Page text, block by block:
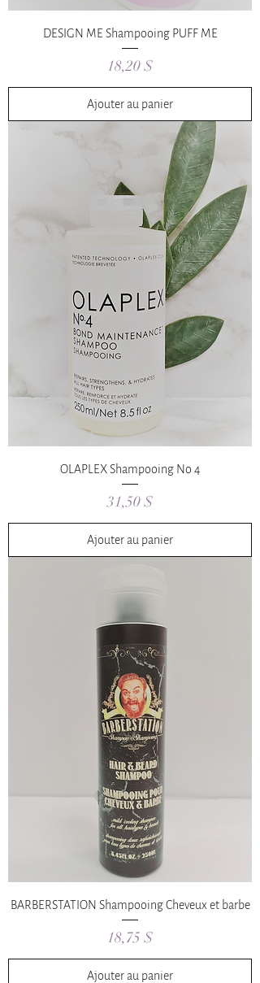
DESIGN ME Shampooing PUFF ME
Prix
18,20 $
Ajouter au panier
OLAPLEX Shampooing No 4
Prix
31,50 $
Ajouter au panier
BARBERSTATION Shampooing Cheveux et barbe
Prix
18,75 $
Ajouter au panier